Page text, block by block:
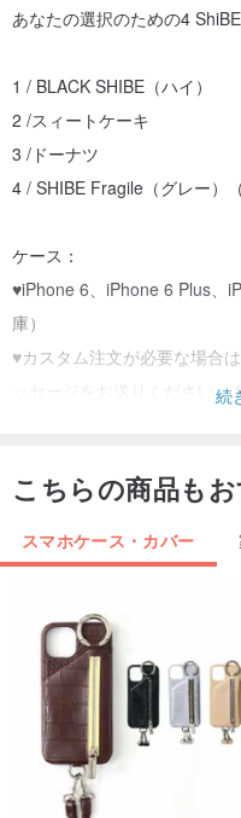
あなたの選択のための4 ShiBE
1 / BLACK SHIBE（ハイ）
2 /スィートケーキ
3 /ドーナツ
4 / SHIBE Fragile（グレー）
ケース：
♥iPhone 6、iPhone 6 Plus、
庫）
♥カスタム注文が必要な場合
ッセージをお送りください。
み、FYI。
続
こちらの商品も
スマホケース・カバー